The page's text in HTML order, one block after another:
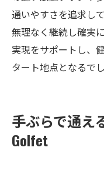
自分のペー
ールの強み
個別指導が
解説
定額制で通い
通いやすさを追求し
無理なく継続し確実
実現をサポートし、
タート地点となるでし
手ぶらで通え
Golfet